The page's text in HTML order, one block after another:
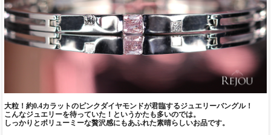
大粒！約0.4カラットのピンクダイヤモンドが君臨するジュエリーバングル！
こんなジュエリーを待っていた！というかたも多いのでは。
しっかりとボリューミーな贅沢感にもあふれた素晴らしいお品です。